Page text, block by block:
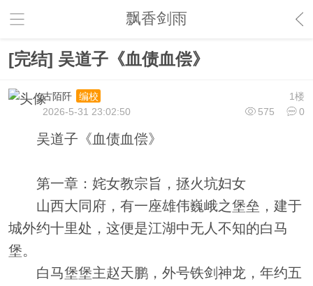
飘香剑雨
[完结] 吴道子《血债血偿》
1楼
古陌阡
编校
575
0
2026-5-31 23:02:50
吴道子《血债血偿》
第一章：姹女教宗旨，拯火坑妇女
山西大同府，有一座雄伟巍峨之堡垒，建于
城外约十里处，这便是江湖中无人不知的白马
堡。
白马堡堡主赵天鹏，外号铁剑神龙，年约五